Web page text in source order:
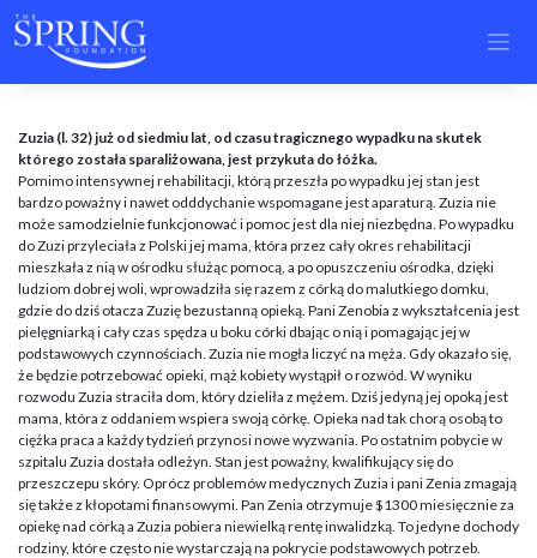
Skip
content
Zuzia (l. 32) już od siedmiu lat, od czasu tragicznego wypadku na skutek
którego została sparaliżowana, jest przykuta do łóżka.
Pomimo intensywnej rehabilitacji, którą przeszła po wypadku jej stan jest
bardzo poważny i nawet odddychanie wspomagane jest aparaturą. Zuzia nie
może samodzielnie funkcjonować i pomoc jest dla niej niezbędna. Po wypadku
do Zuzi przyleciała z Polski jej mama, która przez cały okres rehabilitacji
mieszkała z nią w ośrodku służąc pomocą, a po opuszczeniu ośrodka, dzięki
ludziom dobrej woli, wprowadziła się razem z córką do malutkiego domku,
gdzie do dziś otacza Zuzię bezustanną opieką. Pani Zenobia z wykształcenia jest
pielęgniarką i cały czas spędza u boku córki dbając o nią i pomagając jej w
podstawowych czynnościach. Zuzia nie mogła liczyć na męża. Gdy okazało się,
że będzie potrzebować opieki, mąż kobiety wystąpił o rozwód. W wyniku
rozwodu Zuzia straciła dom, który dzieliła z mężem. Dziś jedyną jej opoką jest
mama, która z oddaniem wspiera swoją córkę. Opieka nad tak chorą osobą to
ciężka praca a każdy tydzień przynosi nowe wyzwania. Po ostatnim pobycie w
szpitalu Zuzia dostała odleżyn. Stan jest poważny, kwalifikujący się do
przeszczepu skóry. Oprócz problemów medycznych Zuzia i pani Zenia zmagają
się także z kłopotami finansowymi. Pan Zenia otrzymuje $1300 miesięcznie za
opiekę nad córką a Zuzia pobiera niewielką rentę inwalidzką. To jedyne dochody
rodziny, które często nie wystarczają na pokrycie podstawowych potrzeb.